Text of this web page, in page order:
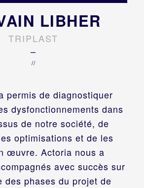
permis de diagnostiquer
dysfonctionnements dans
de notre société, de
optimisations et de les
œuvre. Actoria nous a
avec succès sur
des phases du projet de
LIBHER
TRIPLAST
–
//